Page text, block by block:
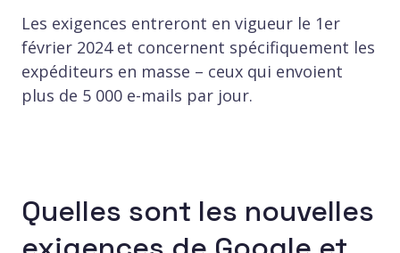
Les exigences entreront en vigueur le 1er
février 2024 et concernent spécifiquement les
expéditeurs en masse – ceux qui envoient
plus de 5 000 e-mails par jour.
Quelles sont les nouvelles